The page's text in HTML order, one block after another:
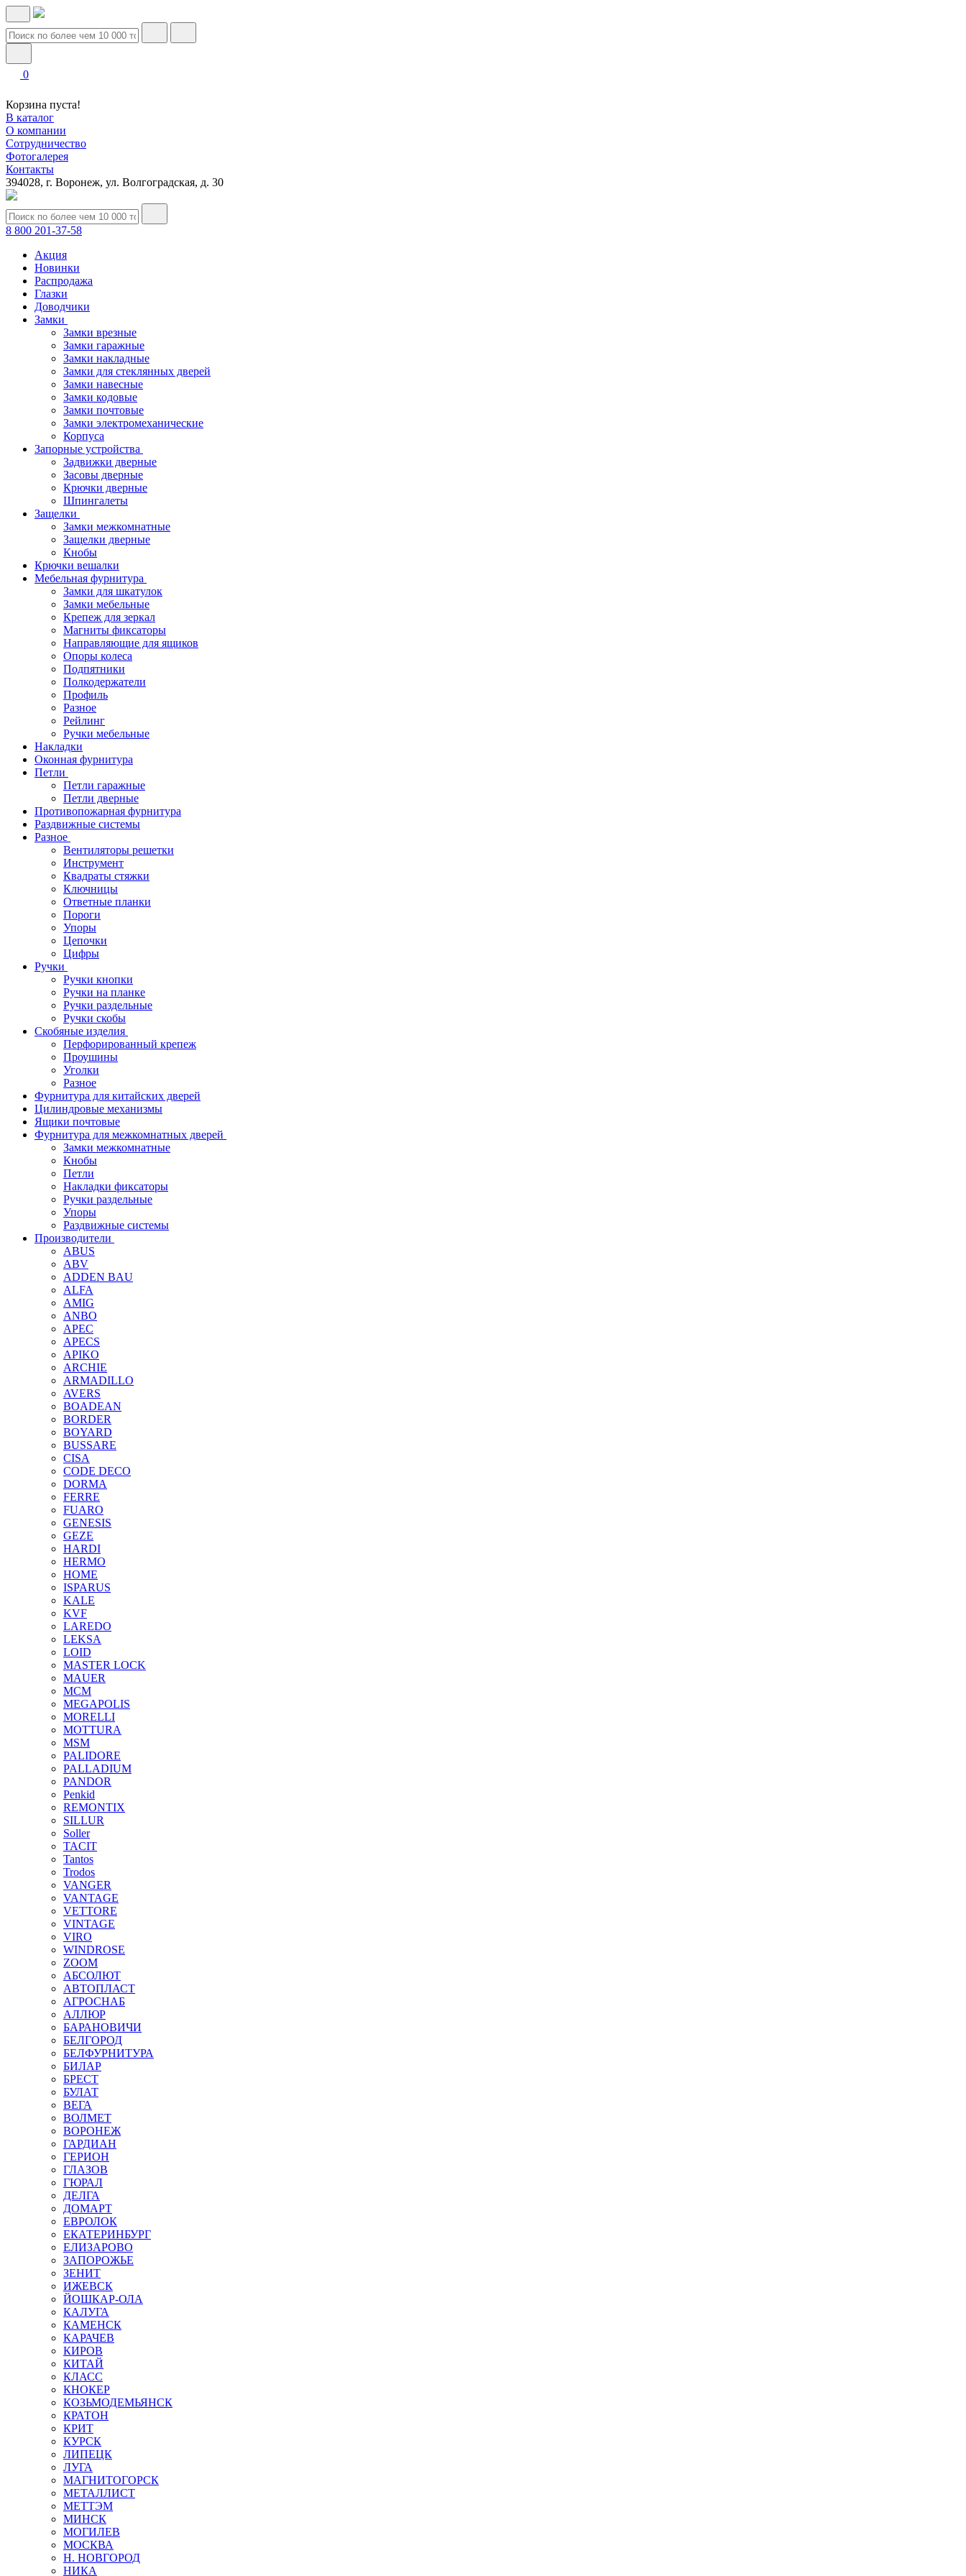
0
Корзина пуста!
В каталог
О компании
Сотрудничество
Фотогалерея
Контакты
394028, г. Воронеж, ул. Волгоградская, д. 30
8 800 201-37-58
Акция
Новинки
Распродажа
Глазки
Доводчики
Замки
Замки врезные
Замки гаражные
Замки накладные
Замки для стеклянных дверей
Замки навесные
Замки кодовые
Замки почтовые
Замки электромеханические
Корпуса
Запорные устройства
Задвижки дверные
Засовы дверные
Крючки дверные
Шпингалеты
Защелки
Замки межкомнатные
Защелки дверные
Кнобы
Крючки вешалки
Мебельная фурнитура
Замки для шкатулок
Замки мебельные
Крепеж для зеркал
Магниты фиксаторы
Направляющие для ящиков
Опоры колеса
Подпятники
Полкодержатели
Профиль
Разное
Рейлинг
Ручки мебельные
Накладки
Оконная фурнитура
Петли
Петли гаражные
Петли дверные
Противопожарная фурнитура
Раздвижные системы
Разное
Вентиляторы решетки
Инструмент
Квадраты стяжки
Ключницы
Ответные планки
Пороги
Упоры
Цепочки
Цифры
Ручки
Ручки кнопки
Ручки на планке
Ручки раздельные
Ручки скобы
Скобяные изделия
Перфорированный крепеж
Проушины
Уголки
Разное
Фурнитура для китайских дверей
Цилиндровые механизмы
Ящики почтовые
Фурнитура для межкомнатных дверей
Замки межкомнатные
Кнобы
Петли
Накладки фиксаторы
Ручки раздельные
Упоры
Раздвижные системы
Производители
ABUS
ABV
ADDEN BAU
ALFA
AMIG
ANBO
APEC
APECS
APIKO
ARCHIE
ARMADILLO
AVERS
BOADEAN
BORDER
BOYARD
BUSSARE
CISA
CODE DECO
DORMA
FERRE
FUARO
GENESIS
GEZE
HARDI
HERMO
HOMЕ
ISPARUS
KALE
KVF
LAREDO
LEKSA
LOID
MASTER LOCK
MAUER
MCM
MEGAPOLIS
MORELLI
MOTTURA
MSM
PALIDORE
PALLADIUM
PANDOR
Penkid
REMONTIX
SILLUR
Soller
TACIT
Tantos
Trodos
VANGER
VANTAGE
VETTORE
VINTAGE
VIRO
WINDROSE
ZOOM
АБСОЛЮТ
АВТОПЛАСТ
АГРОСНАБ
АЛЛЮР
БАРАНОВИЧИ
БЕЛГОРОД
БЕЛФУРНИТУРА
БИЛАР
БРЕСТ
БУЛАТ
ВЕГА
ВОЛМЕТ
ВОРОНЕЖ
ГАРДИАН
ГЕРИОН
ГЛАЗОВ
ГЮРАЛ
ДЕЛГА
ДОМАРТ
ЕВРОЛОК
ЕКАТЕРИНБУРГ
ЕЛИЗАРОВО
ЗАПОРОЖЬЕ
ЗЕНИТ
ИЖЕВСК
ЙОШКАР-ОЛА
КАЛУГА
КАМЕНСК
КАРАЧЕВ
КИРОВ
КИТАЙ
КЛАСС
КНОКЕР
КОЗЬМОДЕМЬЯНСК
КРАТОН
КРИТ
КУРСК
ЛИПЕЦК
ЛУГА
МАГНИТОГОРСК
МЕТАЛЛИСТ
МЕТТЭМ
МИНСК
МОГИЛЕВ
МОСКВА
Н. НОВГОРОД
НИКА